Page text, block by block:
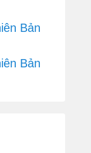
Bản
Bản